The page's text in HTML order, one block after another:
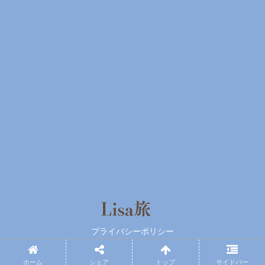
プライバシーポリシー
© 2020 Lisa旅.
ホーム シェア トップ サイドバー